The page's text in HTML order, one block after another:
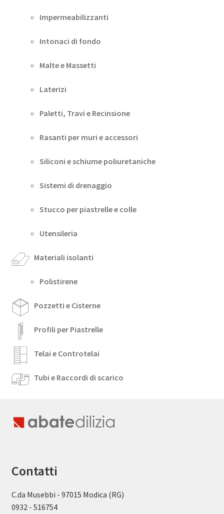
Impermeabilizzanti
Intonaci di fondo
Malte e Massetti
Laterizi
Paletti, Travi e Recinsione
Rasanti per muri e accessori
Siliconi e schiume poliuretaniche
Sistemi di drenaggio
Stucco per piastrelle e colle
Utensileria
Materiali isolanti
Polistirene
Pozzetti e Cisterne
Profili per Piastrelle
Telai e Controtelai
Tubi e Raccordi di scarico
Contatti
C.da Musebbi - 97015 Modica (RG)
0932 - 516754